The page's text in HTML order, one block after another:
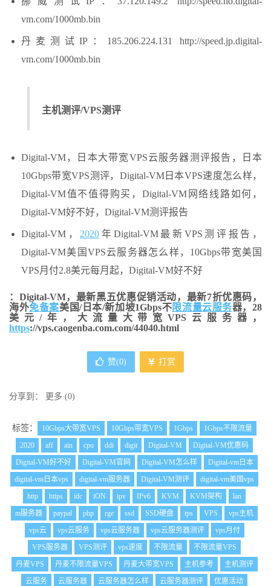
vm.com/1000mb.bin
丹麦测试IP：185.206.224.131 http://speed.jp.digital-
vm.com/1000mb.bin
主机测评/VPS测评
Digital-VM，日本大带宽VPS云服务器测评报告，日本
10Gbps带宽VPS测评，Digital-VM日本VPS速度怎么样，
Digital-VM值不值得购买，Digital-VM网络线路如何，
Digital-VM好不好，Digital-VM测评报告
Digital-VM， 2020 年Digital-VM最新VPS测评报告，
Digital-VM美国VPS云服务器怎么样，10Gbps带宽美国
VPS月付2.8美元每月起，Digital-VM好不好
：Digital-VM，最新黑五优惠促销活动，最新7折优惠码，
海外免备案美国/日本/新加坡1Gbps不限流量云服务器，28
美元/年，大流量大带宽VPS云服务器，
https://vps.caogenba.com.com/44040.html
赞(0) 打赏
分享到： 更多 (0)
标签： 10Gbps大带宽VPS 10Gbps带宽VPS 1Gbps
1Gbps不限流量
2020
aff ain cpu ddi digit Digital-VM
Digital-VM优惠码
Digital-VM好不好
Digital-VM官网 Digital-VM怎么样
Digital-vm日本
digital-vm日本vps
digital-vm服务器 Digital-VM测评
digital-vm美国vps
http
https idc iON ipv IPv6 KVM KVM架构
lan
m服务器
paypal php rge ssd SSD硬盘 tps VPS
vps主机
vps云
vps云服务 vps云服务器 vps云服务器测评
vps月付
VPS服务器
VPS测评 vps速度 不限流量
不限流量VPS
丹麦VPS
丹麦不限流量VPS 丹麦大带宽VPS 主机参考
主机测评
云服务
云服务器 云服务器怎么样 云服务器测评
优惠活动